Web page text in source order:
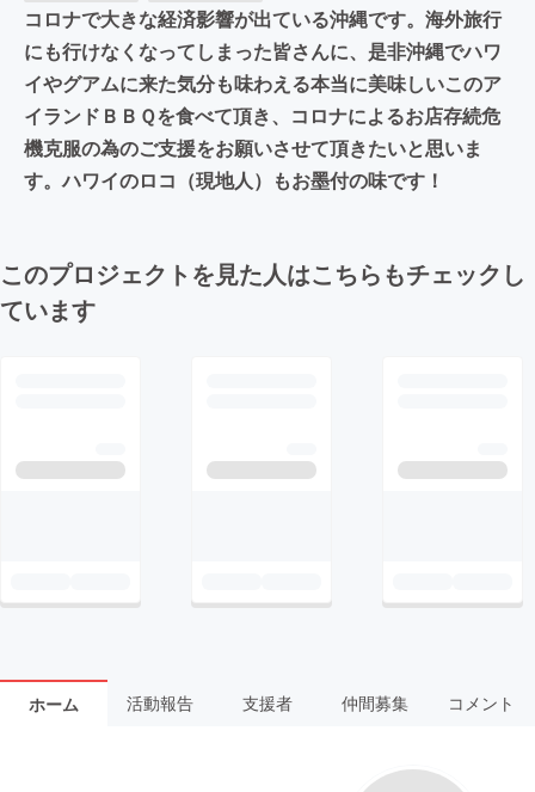
コロナで大きな経済影響が出ている沖縄です。海外旅行
にも行けなくなってしまった皆さんに、是非沖縄でハワ
イやグアムに来た気分も味わえる本当に美味しいこのア
イランドＢＢＱを食べて頂き、コロナによるお店存続危
機克服の為のご支援をお願いさせて頂きたいと思いま
す。ハワイのロコ（現地人）もお墨付の味です！
このプロジェクトを見た人はこちらもチェックし
ています
ホーム 活動報告 支援者 仲間募集 コメント